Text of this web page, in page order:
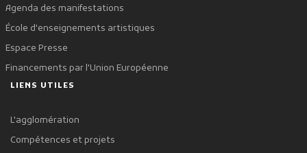
Agenda des manifestations
École d'enseignements artistiques
Espace Presse
Financements par l'Union Européenne
LIENS UTILES
L'agglomération
Compétences et projets